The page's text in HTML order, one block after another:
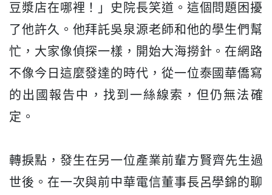
豆漿店在哪裡！」 史院長笑道。這個問題困擾
了他許久。 他拜託吳泉源老師和他的學生們幫
忙，大家像偵探一樣， 開始大海撈針。在網路
不像今日這麼發達的時代， 從一位泰國華僑寫
的出國報告中，找到一絲線索，但仍無法確
定。
轉捩點，發生在另一位產業前輩方賢齊先生過
世後。 在一次與前中華電信董事長呂學錦的聊